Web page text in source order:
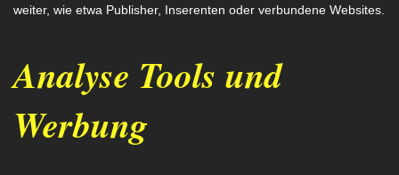
weiter, wie etwa Publisher, Inserenten oder verbundene Websites.
Analyse Tools und
Werbung